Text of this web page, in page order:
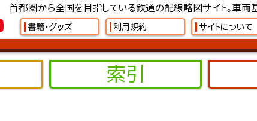
首都圏から全国を目指している鉄道の配線略図サイト。車両
書籍・グッズ 利用規約 サイトについて
索引